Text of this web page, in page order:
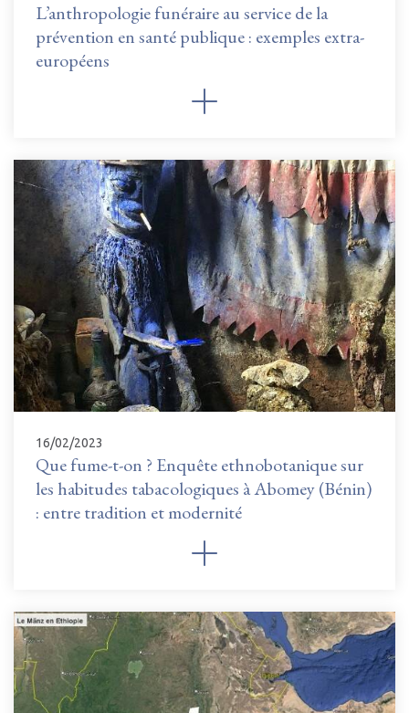
L’anthropologie funéraire au service de la
prévention en santé publique : exemples extra-
européens
16/02/2023
Que fume-t-on ? Enquête ethnobotanique sur
les habitudes tabacologiques à Abomey (Bénin)
: entre tradition et modernité